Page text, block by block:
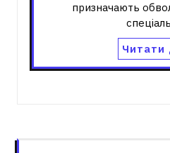
призначають
Читати